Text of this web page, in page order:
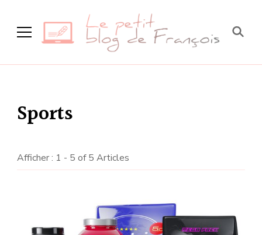
Le petit blog de
Sports
Afficher : 1 - 5 of 5 Articles